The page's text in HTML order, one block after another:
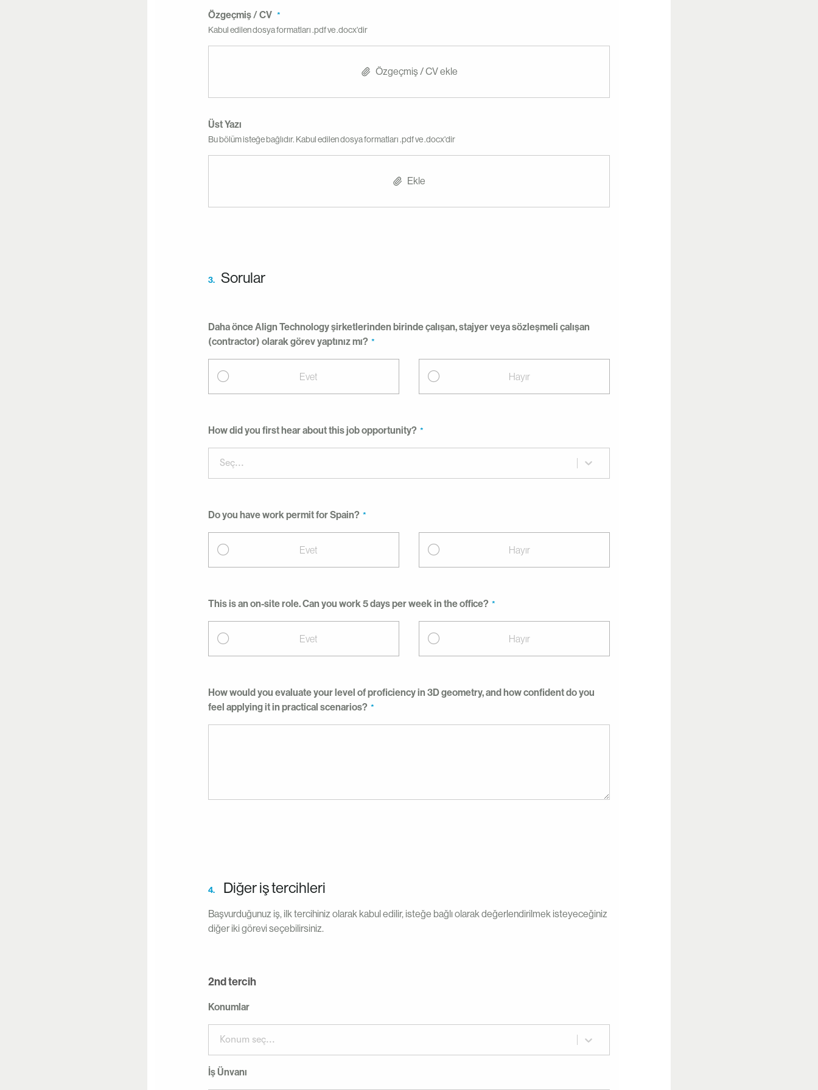
Özgeçmiş / CV
Kabul edilen dosya formatları .pdf ve .docx'dir
Özgeçmiş / CV ekle
Üst Yazı
Bu bölüm isteğe bağlıdır. Kabul edilen dosya formatları .pdf ve .docx'dir
Ekle
3. Sorular
Daha önce Align Technology şirketlerinden birinde çalışan, stajyer veya sözleşmeli çalışan
(contractor) olarak görev yaptınız mı?
Evet Hayır
How did you first hear about this job opportunity?
Seç...
Do you have work permit for Spain?
Evet Hayır
This is an on-site role. Can you work 5 days per week in the office?
Evet Hayır
How would you evaluate your level of proficiency in 3D geometry, and how confident do you
feel applying it in practical scenarios?
4. Diğer iş tercihleri
Başvurduğunuz iş, ilk tercihiniz olarak kabul edilir, isteğe bağlı olarak değerlendirilmek isteyeceğiniz
diğer iki görevi seçebilirsiniz.
2nd tercih
Konumlar
Konum seç...
İş Ünvanı